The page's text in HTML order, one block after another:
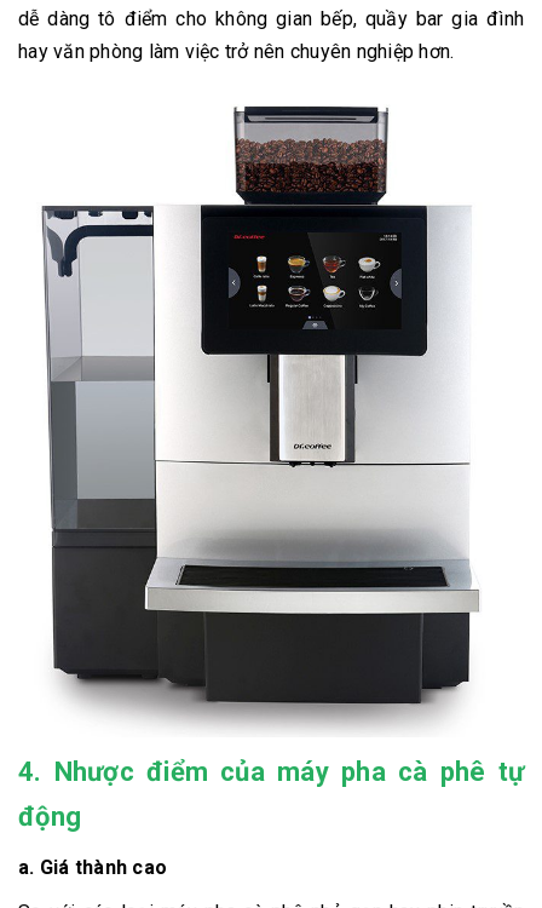
dễ dàng tô điểm cho không gian bếp, quầy bar gia đình
hay văn phòng làm việc trở nên chuyên nghiệp hơn.
4. Nhược điểm của máy pha cà phê tự
động
a. Giá thành cao